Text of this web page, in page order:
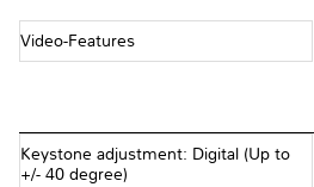
Video-Features
Keystone adjustment: Digital (Up to
+/- 40 degree)